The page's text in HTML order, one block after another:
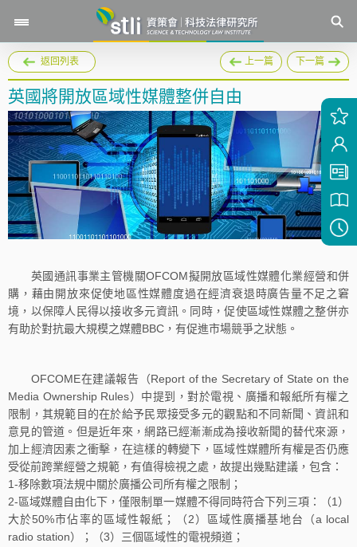
返回列表 上一篇 下一篇
英國將開放區域性媒體整併自由
英國通訊事業主管機關OFCOM擬開放區域性媒體化業經營和併
購，藉由開放來促使地區性媒體度過在經濟衰退時廣告量不足之窘
境，以保障人民得以接收多元資訊。同時，促使區域性媒體之整併亦
有助於對抗最大規模之媒體BBC，有促進市場競爭之狀態。
OFCOME在建議報告（Report of the Secretary of State on the
Media Ownership Rules）中提到，對於電視、廣播和報紙所有權之
限制，其規範目的在於給予民眾接受多元的觀點和不同新聞、資訊和
意見的管道。但是近年來，網路已經漸漸成為接收新聞的替代來源，
加上經濟因素之衝擊，在這樣的轉變下，區域性媒體所有權是否仍應
受從前跨業經營之規範，有值得檢視之處，故提出幾點建議，包含：
1-移除數項法規中關於廣播公司所有權之限制；
2-區域媒體自由化下，僅限制單一媒體不得同時符合下列三項：（1）
大於50%市佔率的區域性報紙；（2）區域性廣播基地台（a local
radio station）；（3）三個區域性的電視頻道；